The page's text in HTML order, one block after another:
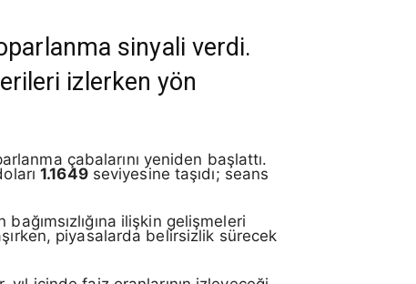
sinyali verdi.
izlerken yön
çabalarını yeniden başlattı.
1.1649seviyesine taşıdı; seans
ilişkin gelişmeleri
piyasalarda belirsizlik sürecek